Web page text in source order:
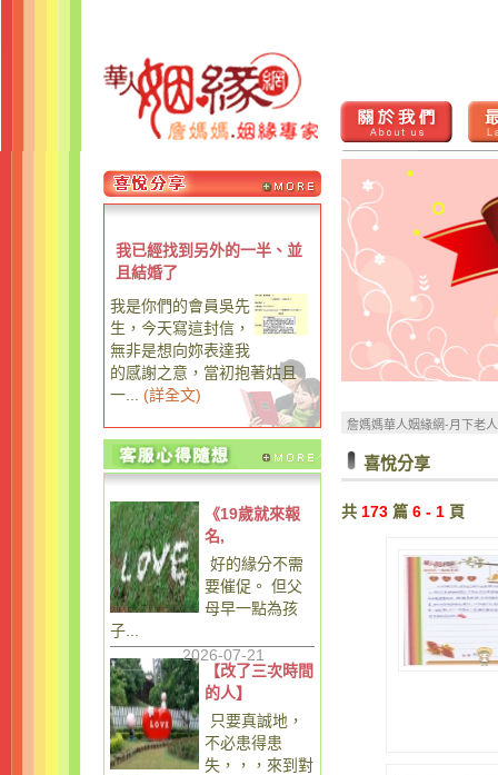
我已經找到另外的一半、並
且結婚了
我是你們的會員吳先
生，今天寫這封信，
無非是想向妳表達我
的感謝之意，當初抱著姑且
一...
(詳全文)
《19歲就來報
名,
好的緣分不需
要催促。 但父
母早一點為孩
子...
2026-07-21
【改了三次時間
的人】
只要真誠地，
不必患得患
失，，，來到對
詹媽媽華人姻緣網-月下老
喜悅分享
共 173 篇 6 - 1 頁